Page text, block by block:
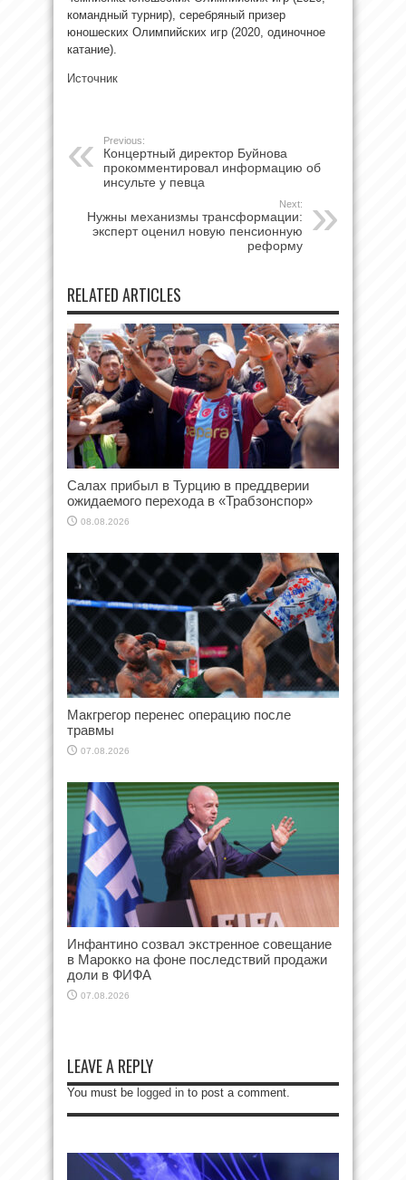
командный турнир), серебряный призер
юношеских Олимпийских игр (2020, одиночное
катание).
Источник
Previous:
Концертный директор Буйнова
прокомментировал информацию об
инсульте у певца
Next:
Нужны механизмы трансформации:
эксперт оценил новую пенсионную
реформу
RELATED ARTICLES
Салах прибыл в Турцию в преддверии
ожидаемого перехода в «Трабзонспор»
08.08.2026
Макгрегор перенес операцию после
травмы
07.08.2026
Инфантино созвал экстренное совещание
в Марокко на фоне последствий продажи
доли в ФИФА
07.08.2026
LEAVE A REPLY
You must be logged in to post a comment.